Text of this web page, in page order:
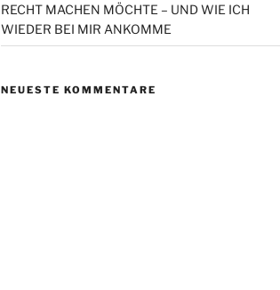
RECHT MACHEN MÖCHTE – UND WIE ICH
WIEDER BEI MIR ANKOMME
NEUESTE KOMMENTARE